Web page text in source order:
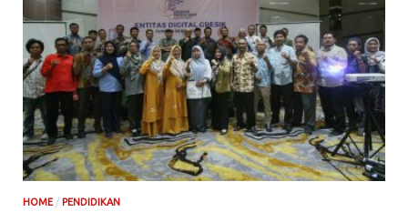
HOME / PENDIDIKAN